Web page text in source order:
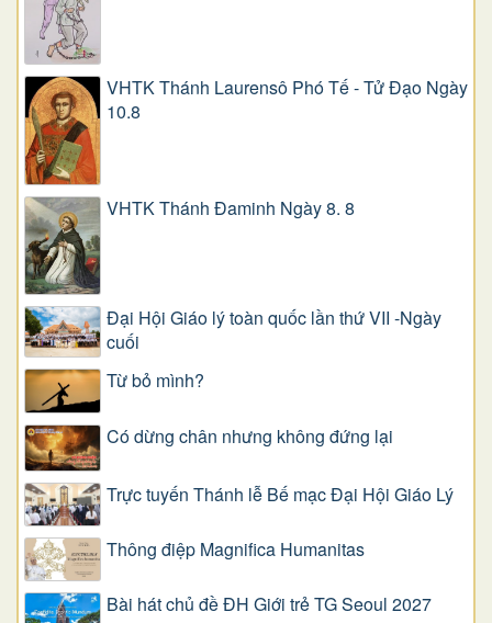
VHTK Thánh Laurensô Phó Tế - Tử Đạo Ngày
10.8
VHTK Thánh Đaminh Ngày 8. 8
Đại Hội Giáo lý toàn quốc lần thứ VII -Ngày
cuối
Từ bỏ mình?
Có dừng chân nhưng không đứng lại
Trực tuyến Thánh lễ Bế mạc Đại Hội Giáo Lý
Thông điệp Magnifica Humanitas
Bài hát chủ đề ĐH Giới trẻ TG Seoul 2027